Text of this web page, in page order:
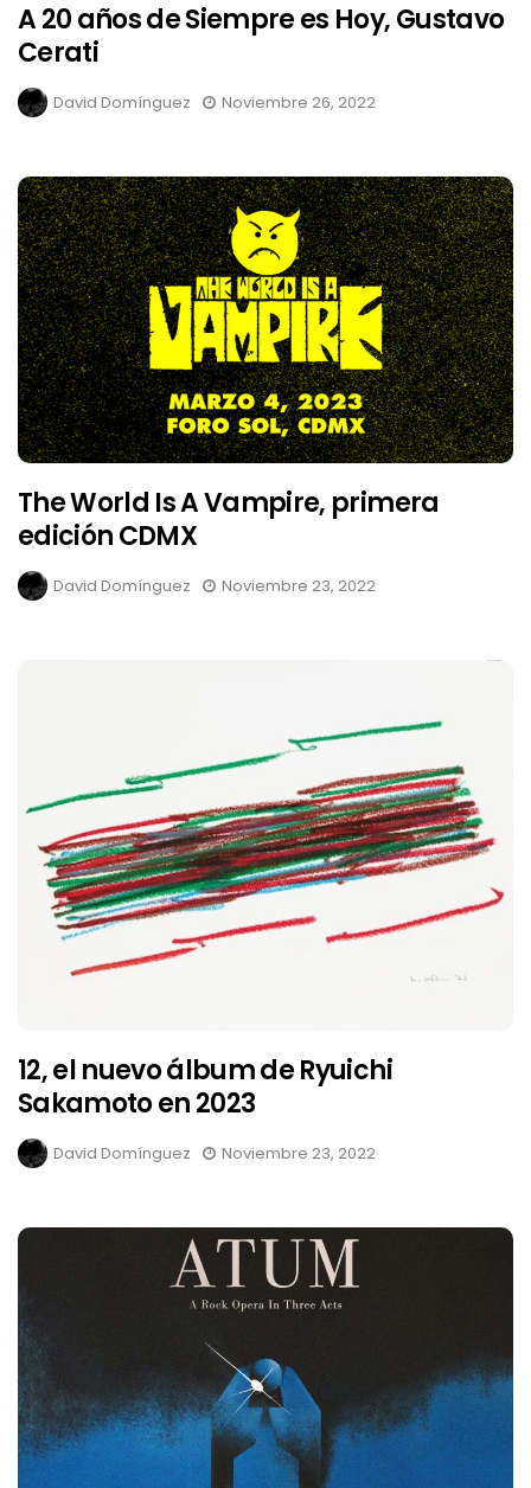
A 20 años de Siempre es Hoy, Gustavo
Cerati
David Domínguez Noviembre 26, 2022
The World Is A Vampire, primera
edición CDMX
David Domínguez Noviembre 23, 2022
12, el nuevo álbum de Ryuichi
Sakamoto en 2023
David Domínguez Noviembre 23, 2022